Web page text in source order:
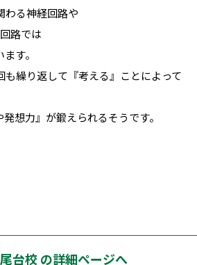
わる神経回路や
路では
す。
繰り返して『考える』ことによって
想力』が鍛えられるそうです。
台校 の詳細ページへ